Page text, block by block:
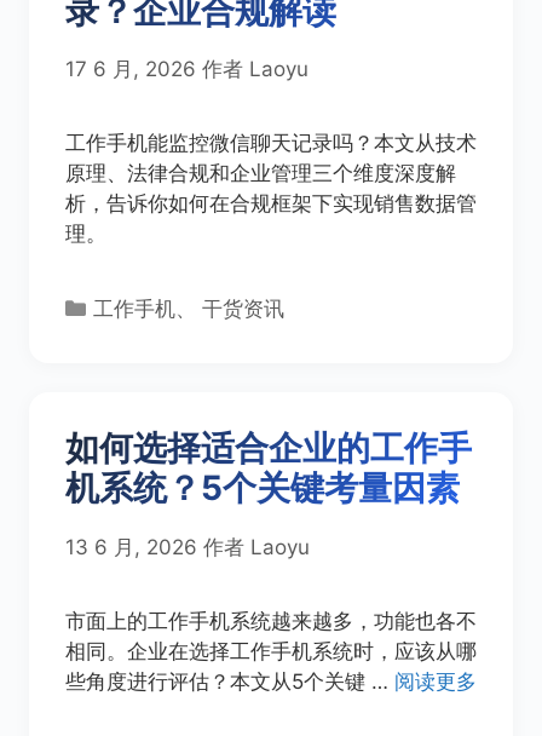
录？企业合规解读
17 6 月, 2026 作者 Laoyu
工作手机能监控微信聊天记录吗？本文从技术
原理、法律合规和企业管理三个维度深度解
析，告诉你如何在合规框架下实现销售数据管
理。
分
工作手机、干货资讯
如何选择适合企业的工作手
机系统？5个关键考量因素
13 6 月, 2026 作者 Laoyu
市面上的工作手机系统越来越多，功能也各不
相同。企业在选择工作手机系统时，应该从哪
些角度进行评估？本文从5个关键 … 阅读更多